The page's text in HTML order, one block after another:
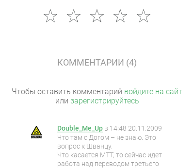
КОММЕНТАРИИ (4)
Чтобы оставить комментарий войдите на сайт
или зарегистрируйтесь
Double_Me_Up в 14:48 20.11.2009
Что там с Догом – не знаю. Это
вопрос к Шванцу.
Что касается МТТ, то сейчас идет
работа над переводом третьего